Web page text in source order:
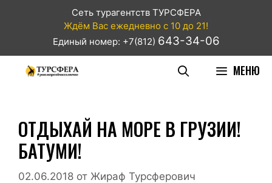
Сеть турагентств ТУРСФЕРА
Ждём Вас ежедневно с 10 до 21!
Единый номер: +7(812) 643-34-06
МЕНЮ
ОТДЫХАЙ НА МОРЕ В ГРУЗИИ!
БАТУМИ!
02.06.2018 от Жираф Турсферович